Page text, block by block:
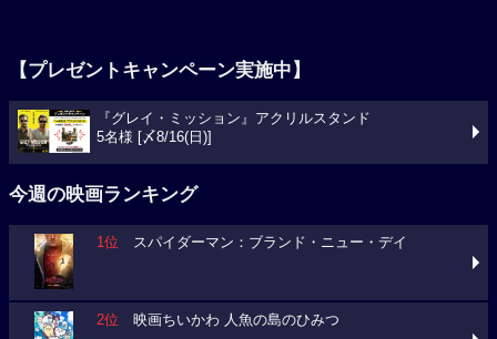
【プレゼントキャンペーン実施中】
『グレイ・ミッション』アクリルスタンド
5名様 [〆8/16(日)]
今週の映画ランキング
1位 スパイダーマン：ブランド・ニュー・デイ
2位 映画ちいかわ 人魚の島のひみつ